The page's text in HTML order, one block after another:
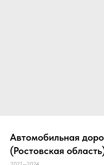
Автомобильная
(Ростовская